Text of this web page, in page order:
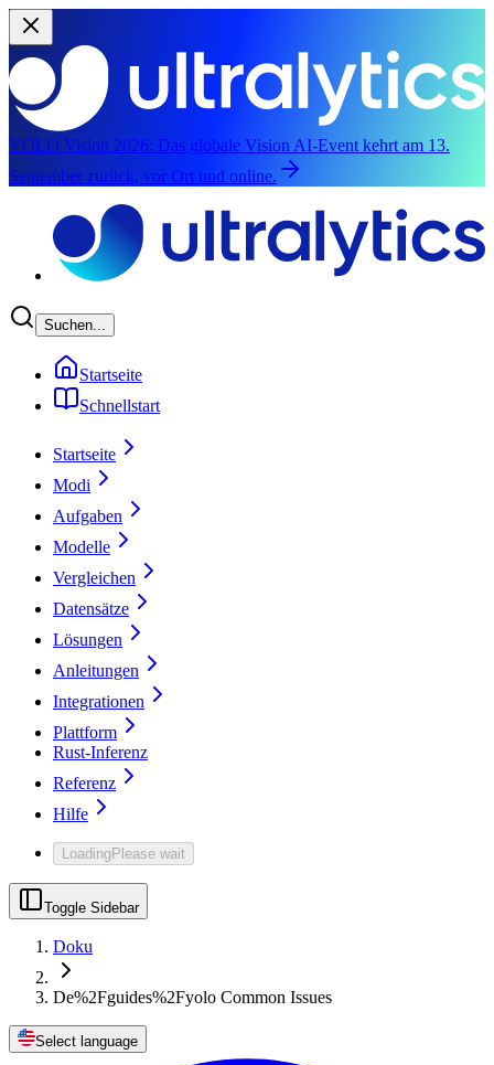
YOLO Vision 2026: Das globale Vision AI-Event kehrt am 13.
September zurück, vor Ort und online.
Suchen...
Startseite
Schnellstart
Startseite
Modi
Aufgaben
Modelle
Vergleichen
Datensätze
Lösungen
Anleitungen
Integrationen
Plattform
Rust-Inferenz
Referenz
Hilfe
LoadingPlease wait
Toggle Sidebar
Doku
De%2Fguides%2Fyolo Common Issues
Select language